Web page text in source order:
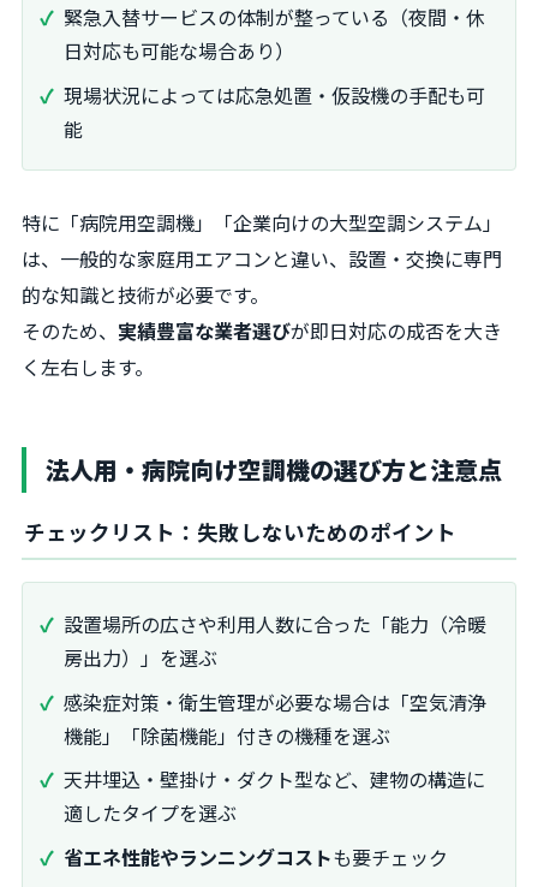
緊急入替サービスの体制が整っている（夜間・休
日対応も可能な場合あり）
現場状況によっては応急処置・仮設機の手配も可
能
特に「病院用空調機」「企業向けの大型空調システム」
は、一般的な家庭用エアコンと違い、設置・交換に専門
的な知識と技術が必要です。
そのため、 実績豊富な業者選びが即日対応の成否を大き
く左右します。
法人用・病院向け空調機の選び方と注意点
チェックリスト：失敗しないためのポイント
設置場所の広さや利用人数に合った「能力（冷暖
房出力）」を選ぶ
感染症対策・衛生管理が必要な場合は「空気清浄
機能」「除菌機能」付きの機種を選ぶ
天井埋込・壁掛け・ダクト型など、建物の構造に
適したタイプを選ぶ
省エネ性能やランニングコストも要チェック